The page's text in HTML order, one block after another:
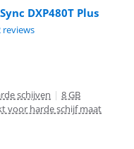
DXP480T Plus
2 reviews.
reviews
schijven | 8 GB
voor harde schijf maat